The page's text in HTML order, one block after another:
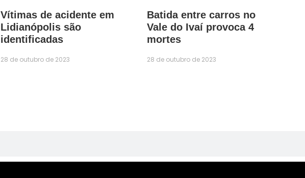
Vítimas de acidente em
Lidianópolis são
identificadas
28 de outubro de 2023
Batida entre carros no
Vale do Ivaí provoca 4
mortes
28 de outubro de 2023